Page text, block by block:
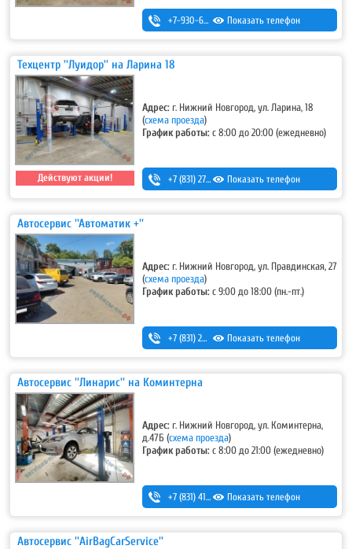
+7-930-666-14-30 Показать телефон
Техцентр ''Луидор'' на Ларина 18
Действуют акции!
Адрес: г. Нижний Новгород, ул. Ларина, 18
(схема проезда)
График работы:с 8:00 до 20:00 (ежедневно)
+7 (831) 275-83-12 Показать телефон
Автосервис ''Автоматик +''
Адрес: г. Нижний Новгород, ул. Правдинская, 27
(схема проезда)
График работы:с 9:00 до 18:00 (пн.-пт.)
+7 (831) 251-54-99 Показать телефон
Автосервис ''Линарис'' на Коминтерна
Адрес: г. Нижний Новгород, ул. Коминтерна,
д.47Б (схема проезда)
График работы:с 8:00 до 21:00 (ежедневно)
+7 (831) 411-15-14 ,+7 (831) 411-15-24
Показать телефон
Автосервис ''AirBagCarService''